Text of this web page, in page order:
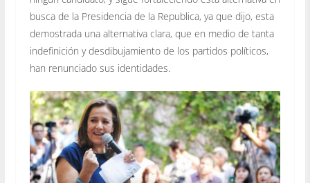
busca de la Presidencia de la Republica, ya que dijo, esta
demostrada una alternativa clara, que en medio de tanta
indefinición y desdibujamiento de los partidos políticos,
han renunciado sus identidades.